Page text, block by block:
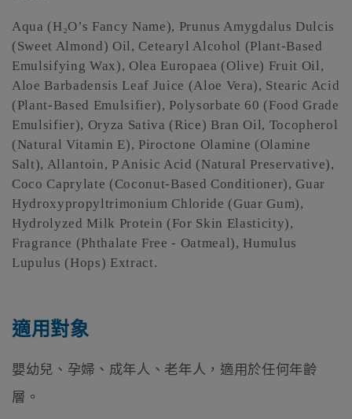
Aqua (H₂O’s Fancy Name), Prunus Amygdalus Dulcis
(Sweet Almond) Oil, Cetearyl Alcohol (Plant-Based
Emulsifying Wax), Olea Europaea (Olive) Fruit Oil,
Aloe Barbadensis Leaf Juice (Aloe Vera), Stearic Acid
(Plant-Based Emulsifier), Polysorbate 60 (Food Grade
Emulsifier), Oryza Sativa (Rice) Bran Oil, Tocopherol
(Natural Vitamin E), Piroctone Olamine (Olamine
Salt), Allantoin, P Anisic Acid (Natural Preservative),
Coco Caprylate (Coconut-Based Conditioner), Guar
Hydroxypropyltrimonium Chloride (Guar Gum),
Hydrolyzed Milk Protein (For Skin Elasticity),
Fragrance (Phthalate Free - Oatmeal), Humulus
Lupulus (Hops) Extract.
適用對象
嬰幼兒、孕婦、成年人、老年人，適用於任何年齡
層。